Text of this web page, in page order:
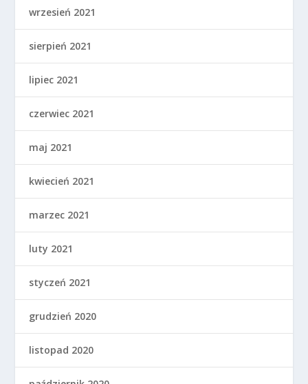
sierpień 2021
lipiec 2021
czerwiec 2021
maj 2021
kwiecień 2021
marzec 2021
styczeń 2021
grudzień 2020
listopad 2020
październik 2020
wrzesień 2020